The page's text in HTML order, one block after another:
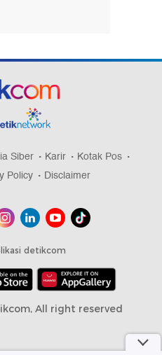
Siber Karir
Kotak Pos
Policy Disclaimer
detikcom
All right reserved